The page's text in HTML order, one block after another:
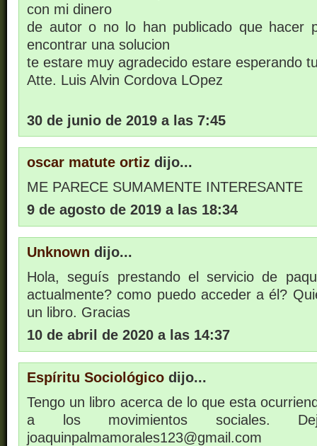
con mi dinero
de autor o no lo han publicado que hacer
encontrar una solucion
te estare muy agradecido estare esperando
Atte. Luis Alvin Cordova LOpez
30 de junio de 2019 a las 7:45
oscar matute ortiz dijo...
ME PARECE SUMAMENTE INTERESANTE
9 de agosto de 2019 a las 18:34
Unknown dijo...
Hola, seguís prestando el servicio de
actualmente? como puedo acceder a él?
un libro. Gracias
10 de abril de 2020 a las 14:37
Espíritu Sociológico dijo...
Tengo un libro acerca de lo que esta
a los movimientos sociales.
joaquinpalmamorales123@gmail.com